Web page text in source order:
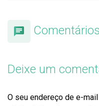
Comentários
Deixe um
O seu endereço de e-